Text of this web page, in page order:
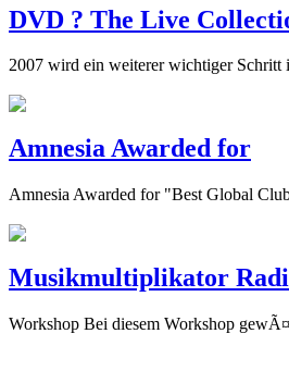
DVD ? The Live
2007 wird ein weiterer wichtiger
Amnesia Awarded for
Amnesia Awarded for "Best Global
Musikmultiplikator
Workshop Bei diesem Workshop